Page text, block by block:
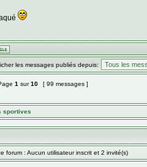
les messages publiés depuis:
1 sur10 [ 99 messages ]
sportives
forum : Aucun utilisateur inscrit et 2 invité(s)